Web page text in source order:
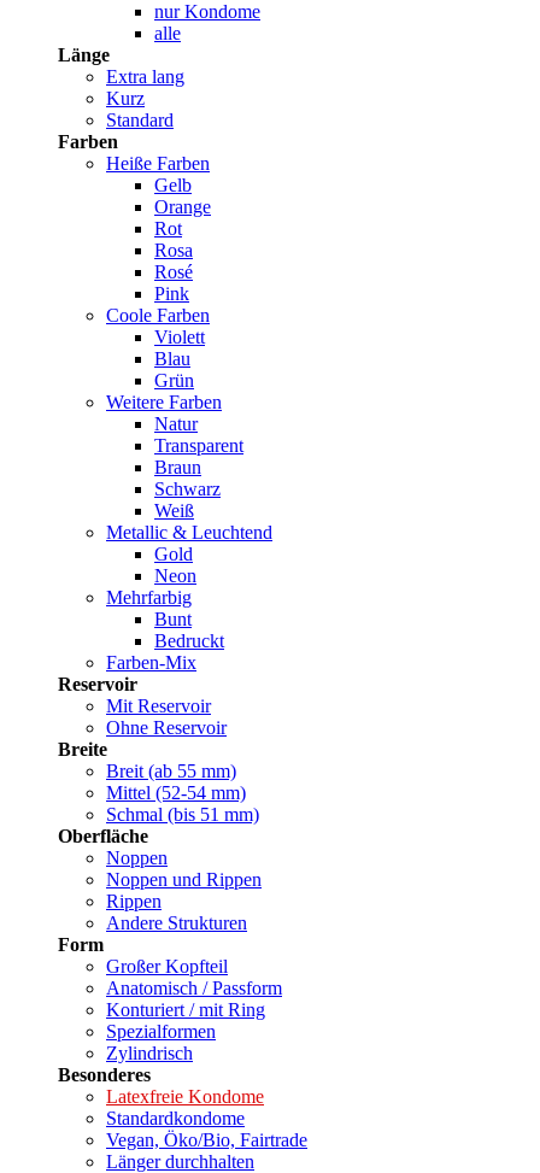
nur Kondome
alle
Länge
Extra lang
Kurz
Standard
Farben
Heiße Farben
Gelb
Orange
Rot
Rosa
Rosé
Pink
Coole Farben
Violett
Blau
Grün
Weitere Farben
Natur
Transparent
Braun
Schwarz
Weiß
Metallic & Leuchtend
Gold
Neon
Mehrfarbig
Bunt
Bedruckt
Farben-Mix
Reservoir
Mit Reservoir
Ohne Reservoir
Breite
Breit (ab 55 mm)
Mittel (52-54 mm)
Schmal (bis 51 mm)
Oberfläche
Noppen
Noppen und Rippen
Rippen
Andere Strukturen
Form
Großer Kopfteil
Anatomisch / Passform
Konturiert / mit Ring
Spezialformen
Zylindrisch
Besonderes
Latexfreie Kondome
Standardkondome
Vegan, Öko/Bio, Fairtrade
Länger durchhalten